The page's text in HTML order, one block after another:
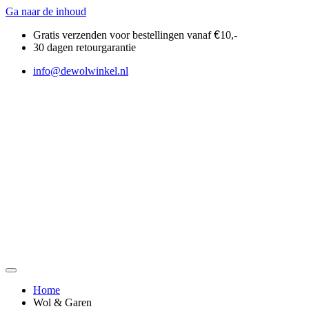
Ga naar de inhoud
Gratis verzenden voor bestellingen vanaf€10,-
30 dagen retourgarantie
info@dewolwinkel.nl
Home
Wol & Garen